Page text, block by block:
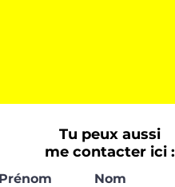
Tu peux aussi
me contacter ici :
Prénom Nom